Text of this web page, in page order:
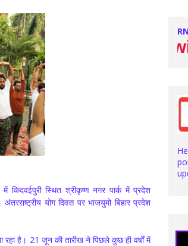
किदवईपुरी स्थित श्रीकृष्ण नगर पार्क में प्रदेश
योग दिवस पर भाजयुमो बिहार प्रदेश
रहा है। 21 जून की तारीख ने पिछले कुछ ही वर्षों में
Stay with